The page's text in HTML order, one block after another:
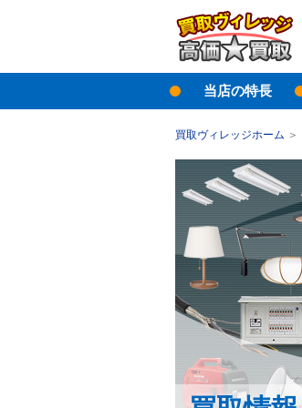
当店の特長
買取ヴィレッジホーム